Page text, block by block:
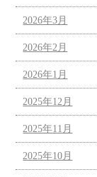
2026年3月
2026年2月
2026年1月
2025年12月
2025年11月
2025年10月